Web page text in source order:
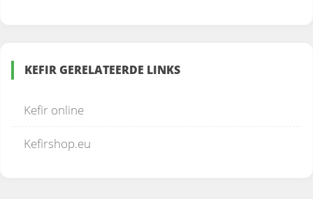
KEFIR GERELATEERDE LINKS
Kefir online
Kefirshop.eu